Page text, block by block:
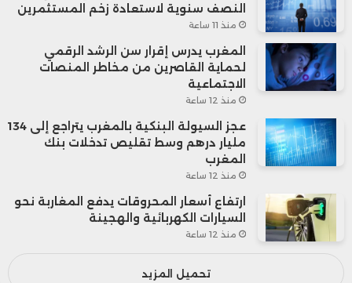
النصف سنوية لاستعادة زخم المستثمرين
منذ 11 ساعة
المغرب يدرس إقرار سن الرشد الرقمي
لحماية القاصرين من مخاطر المنصات
الاجتماعية
منذ 12 ساعة
عجز السيولة البنكية بالمغرب يتراجع إلى 134
مليار درهم وسط تقليص تدخلات بنك
المغرب
منذ 12 ساعة
ارتفاع أسعار المحروقات يدفع المغاربة نحو
السيارات الكهربائية والهجينة
منذ 12 ساعة
تحميل المزيد